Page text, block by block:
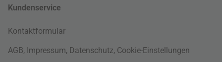
Kundenservice
Kontaktformular
AGB, Impressum, Datenschutz, Cookie-Einstellungen